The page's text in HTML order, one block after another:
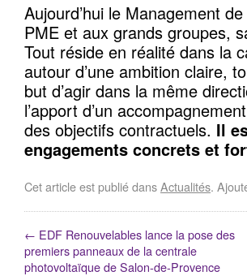
Aujourd’hui le Management
PME et aux grands groupes,
Tout réside en réalité dans la
autour d’une ambition claire,
but d’agir dans la même
l’apport d’un
des objectifs contractuels. Il
engagements concrets et
Cet article est publié dansActualités.
← EDF Renouvelables lance la pose des
premiers panneaux de la centrale
photovoltaïque de Salon-de-Provence